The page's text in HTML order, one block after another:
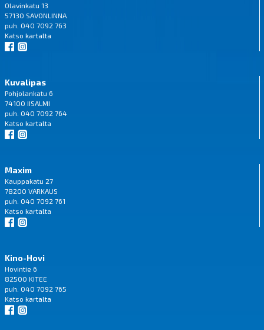
Olavinkatu 13
57130 SAVONLINNA
puh. 040 7092 763
Katso kartalta
Kuvalipas
Pohjolankatu 6
74100 IISALMI
puh. 040 7092 764
Katso kartalta
Maxim
Kauppakatu 27
78200 VARKAUS
puh. 040 7092 761
Katso kartalta
Kino-Hovi
Hovintie 6
82500 KITEE
puh. 040 7092 765
Katso kartalta